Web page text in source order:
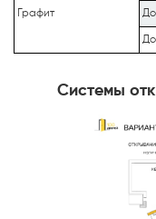
Графит
Системы